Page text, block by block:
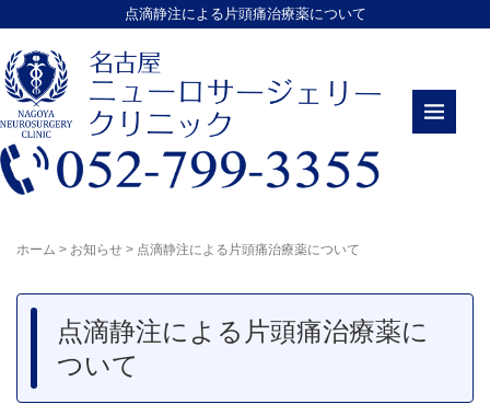
点滴静注による片頭痛治療薬について
ホーム > お知らせ > 点滴静注による片頭痛治療薬について
点滴静注による片頭痛治療薬に
ついて